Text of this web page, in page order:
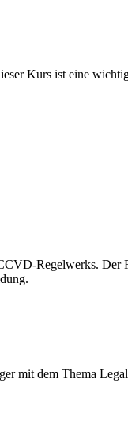
Kurs ist eine
Regelwerks. Der
mit dem Thema